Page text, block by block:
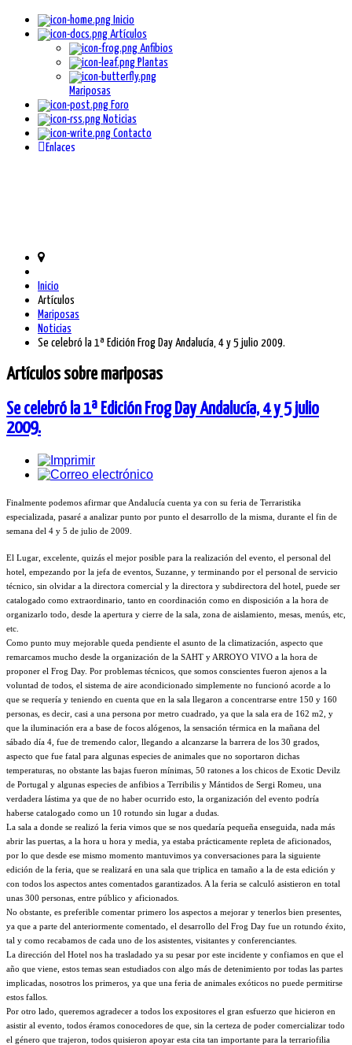
Inicio
Artículos
Anfibios
Plantas
Mariposas
Foro
Noticias
Contacto
Enlaces
Inicio
Artículos
Mariposas
Noticias
Se celebró la 1ª Edición Frog Day Andalucía, 4 y 5 julio 2009.
Artículos sobre mariposas
Se celebró la 1ª Edición Frog Day Andalucía, 4 y 5 julio
2009.
Finalmente podemos afirmar que Andalucía cuenta ya con su feria de Terraristika
especializada, pasaré a analizar punto por punto el desarrollo de la misma, durante el fin de
semana del 4 y 5 de julio de 2009.
El Lugar, excelente, quizás el mejor posible para la realización del evento, el personal del
hotel, empezando por la jefa de eventos, Suzanne, y terminando por el personal de servicio
técnico, sin olvidar a la directora comercial y la directora y subdirectora del hotel, puede ser
catalogado como extraordinario, tanto en coordinación como en disposición a la hora de
organizarlo todo, desde la apertura y cierre de la sala, zona de aislamiento, mesas, menús, etc,
etc.
Como punto muy mejorable queda pendiente el asunto de la climatización, aspecto que
remarcamos mucho desde la organización de la SAHT y ARROYO VIVO a la hora de
proponer el Frog Day. Por problemas técnicos, que somos conscientes fueron ajenos a la
voluntad de todos, el sistema de aire acondicionado simplemente no funcionó acorde a lo
que se requería y teniendo en cuenta que en la sala llegaron a concentrarse entre 150 y 160
personas, es decir, casi a una persona por metro cuadrado, ya que la sala era de 162 m2, y
que la iluminación era a base de focos alógenos, la sensación térmica en la mañana del
sábado día 4, fue de tremendo calor, llegando a alcanzarse la barrera de los 30 grados,
aspecto que fue fatal para algunas especies de animales que no soportaron dichas
temperaturas, no obstante las bajas fueron mínimas, 50 ratones a los chicos de Exotic Devilz
de Portugal y algunas especies de anfibios a Terribilis y Mántidos de Sergi Romeu, una
verdadera lástima ya que de no haber ocurrido esto, la organización del evento podría
haberse catalogado como un 10 rotundo sin lugar a dudas.
La sala a donde se realizó la feria vimos que se nos quedaría pequeña enseguida, nada más
abrir las puertas, a la hora u hora y media, ya estaba prácticamente repleta de aficionados,
por lo que desde ese mismo momento mantuvimos ya conversaciones para la siguiente
edición de la feria, que se realizará en una sala que triplica en tamaño a la de esta edición y
con todos los aspectos antes comentados garantizados. A la feria se calculó asistieron en total
unas 300 personas, entre público y aficionados.
No obstante, es preferible comentar primero los aspectos a mejorar y tenerlos bien presentes,
ya que a parte del anteriormente comentado, el desarrollo del Frog Day fue un rotundo éxito,
tal y como recabamos de cada uno de los asistentes, visitantes y conferenciantes.
La dirección del Hotel nos ha trasladado ya su pesar por este incidente y confiamos en que el
año que viene, estos temas sean estudiados con algo más de detenimiento por todas las partes
implicadas, nosotros los primeros, ya que una feria de animales exóticos no puede permitirse
estos fallos.
Por otro lado, queremos agradecer a todos los expositores el gran esfuerzo que hicieron en
asistir al evento, todos éramos conocedores de que, sin la certeza de poder comercializar todo
el género que trajeron, todos quisieron apoyar esta cita tan importante para la terrariofilia